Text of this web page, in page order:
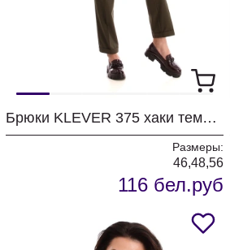
Брюки KLEVER 375 хаки темный
Размеры:
46,48,56
116 бел.руб